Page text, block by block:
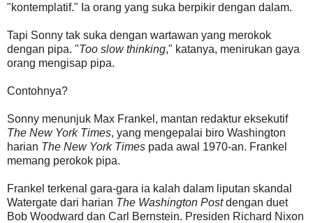
"kontemplatif." Ia orang yang suka berpikir dengan dalam.
Tapi Sonny tak suka dengan wartawan yang merokok
dengan pipa. "Too slow thinking," katanya, menirukan gaya
orang mengisap pipa.
Contohnya?
Sonny menunjuk Max Frankel, mantan redaktur eksekutif
The New York Times, yang mengepalai biro Washington
harian The New York Times pada awal 1970-an. Frankel
memang perokok pipa.
Frankel terkenal gara-gara ia kalah dalam liputan skandal
Watergate dari harian The Washington Postdengan duet
Bob Woodward dan Carl Bernstein. Presiden Richard Nixon